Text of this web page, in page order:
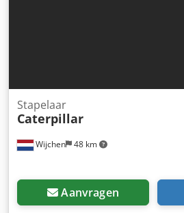
Wijchen 48 km
Stapelaar
Caterpillar
Aanvragen